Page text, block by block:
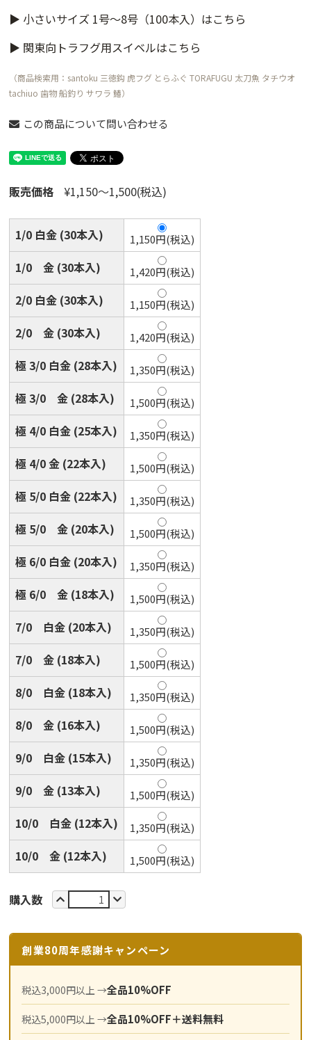
▶ 小さいサイズ 1号〜8号（100本入）はこちら
▶ 関東向トラフグ用スイベルはこちら
（商品検索用：santoku 三徳鈎 虎フグ とらふぐ TORAFUGU 太刀魚 タチウオ
tachiuo 歯物 船釣り サワラ 鰆）
この商品について問い合わせる
販売価格 ¥1,150〜1,500(税込)
1/0 白金 (30本入) 1,150円(税込)
1/0 金 (30本入) 1,420円(税込)
2/0 白金 (30本入) 1,150円(税込)
2/0 金 (30本入) 1,420円(税込)
極 3/0 白金 (28本入) 1,350円(税込)
極 3/0 金 (28本入) 1,500円(税込)
極 4/0 白金 (25本入) 1,350円(税込)
極 4/0 金 (22本入) 1,500円(税込)
極 5/0 白金 (22本入) 1,350円(税込)
極 5/0 金 (20本入) 1,500円(税込)
極 6/0 白金 (20本入) 1,350円(税込)
極 6/0 金 (18本入) 1,500円(税込)
7/0 白金 (20本入) 1,350円(税込)
7/0 金 (18本入) 1,500円(税込)
8/0 白金 (18本入) 1,350円(税込)
8/0 金 (16本入) 1,500円(税込)
9/0 白金 (15本入) 1,350円(税込)
9/0 金 (13本入) 1,500円(税込)
10/0 白金 (12本入) 1,350円(税込)
10/0 金 (12本入) 1,500円(税込)
購入数
創業80周年感謝キャンペーン
税込3,000円以上 全品10%OFF
税込5,000円以上 全品10%OFF＋送料無料